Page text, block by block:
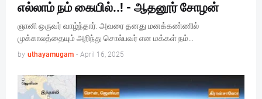
எல்லாம் நம் கையில்..! - ஆதனூர் சோழன்
ஞானி ஒருவர் வாழ்ந்தார். அவரை தனது மனக்கண்ணில்
முக்காலத்தையும் அறிந்து சொல்பவர் என மக்கள் நம்…
by uthayamugam - April 16, 2025